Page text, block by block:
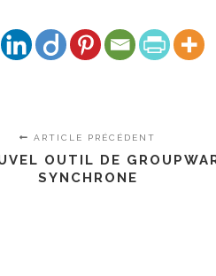
ARTICLE PRÉCÉDENT
OUTIL DE
SYNCHRONE